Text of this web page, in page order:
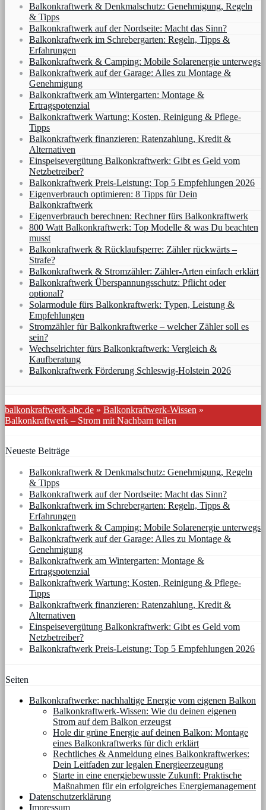
Balkonkraftwerk & Denkmalschutz: Genehmigung, Regeln
& Tipps
Balkonkraftwerk auf der Nordseite: Macht das Sinn?
Balkonkraftwerk im Schrebergarten: Regeln, Tipps &
Erfahrungen
Balkonkraftwerk & Camping: Mobile Solarenergie unterwegs
Balkonkraftwerk auf der Garage: Alles zu Montage &
Genehmigung
Balkonkraftwerk am Wintergarten: Montage &
Ertragspotenzial
Balkonkraftwerk Wartung: Kosten, Reinigung & Pflege-
Tipps
Balkonkraftwerk finanzieren: Ratenzahlung, Kredit &
Alternativen
Einspeisevergütung Balkonkraftwerk: Gibt es Geld vom
Netzbetreiber?
Balkonkraftwerk Preis-Leistung: Top 5 Empfehlungen 2026
Eigenverbrauch optimieren: 8 Tipps für Dein
Balkonkraftwerk
Eigenverbrauch berechnen: Rechner fürs Balkonkraftwerk
800 Watt Balkonkraftwerk: Top Modelle & was Du beachten
musst
Balkonkraftwerk & Rücklaufsperre: Zähler rückwärts –
Strafe?
Balkonkraftwerk & Stromzähler: Zähler-Arten einfach erklärt
Balkonkraftwerk Überspannungsschutz: Pflicht oder
optional?
Solarmodule fürs Balkonkraftwerk: Typen, Leistung &
Empfehlungen
Stromzähler für Balkonkraftwerke – welcher Zähler soll es
sein?
Wechselrichter fürs Balkonkraftwerk: Vergleich &
Kaufberatung
Balkonkraftwerk Förderung Schleswig-Holstein 2026
balkonkraftwerk-abc.de » Balkonkraftwerk-Wissen »
Balkonkraftwerk – Strom mit Nachbarn teilen
Neueste Beiträge
Balkonkraftwerk & Denkmalschutz: Genehmigung, Regeln
& Tipps
Balkonkraftwerk auf der Nordseite: Macht das Sinn?
Balkonkraftwerk im Schrebergarten: Regeln, Tipps &
Erfahrungen
Balkonkraftwerk & Camping: Mobile Solarenergie unterwegs
Balkonkraftwerk auf der Garage: Alles zu Montage &
Genehmigung
Balkonkraftwerk am Wintergarten: Montage &
Ertragspotenzial
Balkonkraftwerk Wartung: Kosten, Reinigung & Pflege-
Tipps
Balkonkraftwerk finanzieren: Ratenzahlung, Kredit &
Alternativen
Einspeisevergütung Balkonkraftwerk: Gibt es Geld vom
Netzbetreiber?
Balkonkraftwerk Preis-Leistung: Top 5 Empfehlungen 2026
Seiten
Balkonkraftwerke: nachhaltige Energie vom eigenen Balkon
Balkonkraftwerk-Wissen: Wie du deinen eigenen
Strom auf dem Balkon erzeugst
Hole dir grüne Energie auf deinen Balkon: Montage
eines Balkonkraftwerks für dich erklärt
Rechtliches & Anmeldung eines Balkonkraftwerkes:
Dein Leitfaden zur legalen Energieerzeugung
Starte in eine energiebewusste Zukunft: Praktische
Maßnahmen für ein erfolgreiches Energiemanagement
Datenschutzerklärung
Impressum